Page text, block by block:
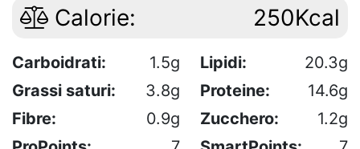
Calorie: 250Kcal
Carboidrati: 1.5g Lipidi:
20.3g
Grassi saturi:
3.8g Proteine:
14.6g
Fibre:
0.9g Zucchero:
1.2g